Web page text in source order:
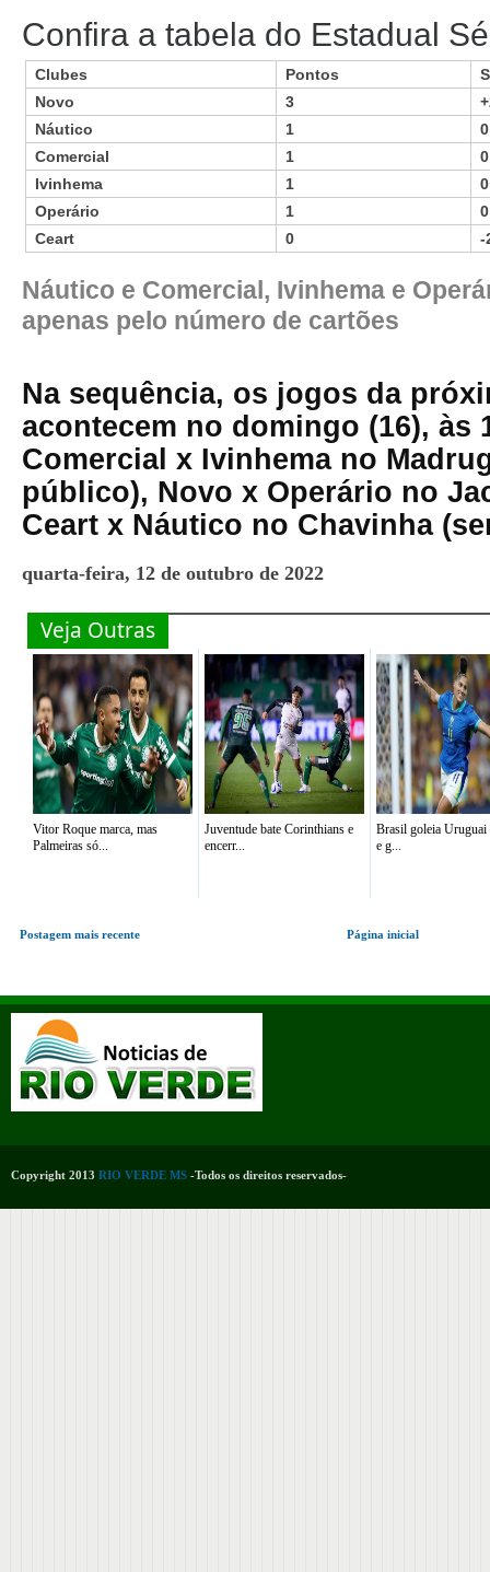
Confira a tabela do Estadual
Clubes Pontos
Novo
3
Náutico
1
0
Comercial
1
0
Ivinhema
1
0
Operário
1
0
Ceart
0 -
Náutico e Comercial, Ivinhema e
apenas pelo número de cartões
Na sequência, os jogos da
acontecem no domingo (16), às
Comercial x Ivinhema no
público), Novo x Operário no
Ceart x Náutico no Chavinha
quarta-feira, 12 de outubro de 2022
Veja Outras
Vitor Roque marca, mas
Palmeiras só...
Juventude bate Corinthians e
encerr...
Brasil goleia Uruguai
e g...
Postagem mais recente Página inicial
Copyright 2013 RIO VERDE MS -Todos os direitos reservados-